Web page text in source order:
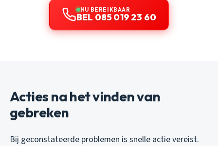
NU BEREIKBAAR
BEL 085 019 23 60
Acties na het vinden van
gebreken
Bij geconstateerde problemen is snelle actie vereist.